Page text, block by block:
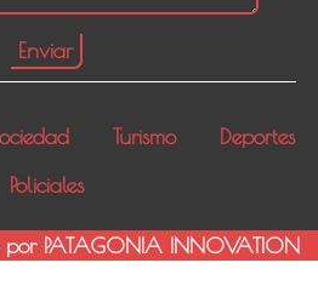
Turismo
Deportes
Policiales
por PATAGONIA INNOVATION